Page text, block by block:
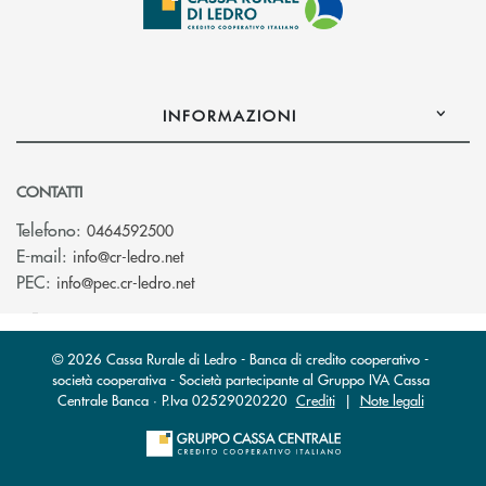
INFORMAZIONI
CONTATTI
Telefono: 0464592500
E-mail: info@cr-ledro.net(si apre l’app di posta elettronica)
PEC: info@pec.cr-ledro.net(si apre l’app di posta elettronica)
© 2026 Cassa Rurale di Ledro - Banca di credito cooperativo -
società cooperativa - Società partecipante al Gruppo IVA Cassa
Centrale Banca · P.Iva 02529020220 Crediti| Note legali